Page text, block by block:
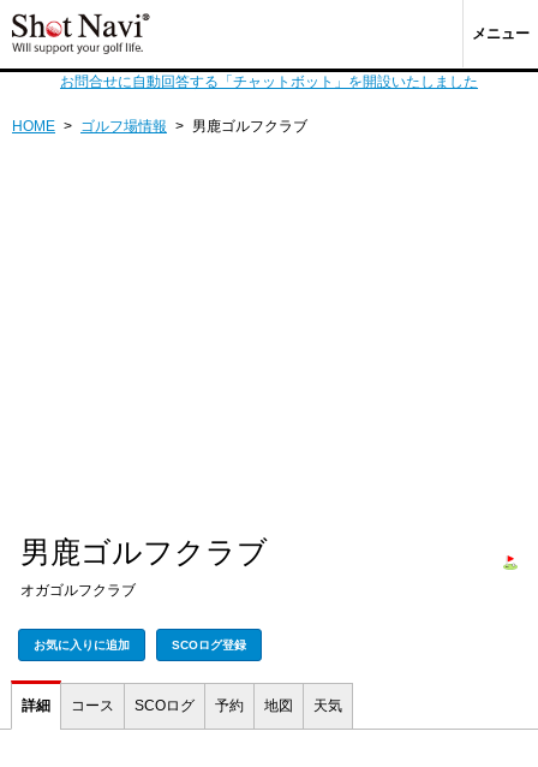
メニュー
お問合せに自動回答する「チャットボット」を開設いたしました
HOME > ゴルフ場情報 > 男鹿ゴルフクラブ
男鹿ゴルフクラブ
オガゴルフクラブ
お気に入りに追加 SCOログ登録
詳細 コース SCOログ 予約 地図 天気